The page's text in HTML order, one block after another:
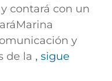
contará con un
y
de la , sigue